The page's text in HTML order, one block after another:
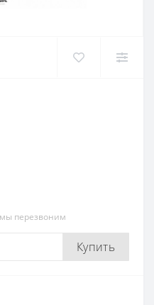
перезвоним
Купить